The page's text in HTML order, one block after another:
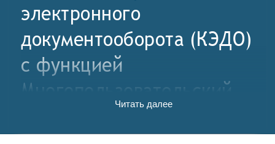
электронного
документооборота (КЭДО)
c функцией
Многопользовательский
Системы кадрового электронного документооборота
Читать далее